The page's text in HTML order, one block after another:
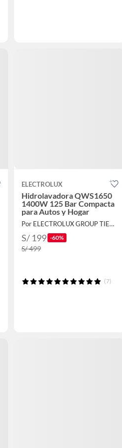
ELECTROLUX
Hidrolavadora QWS1650
1400W 125 Bar Compacta
para Autos y Hogar
Por ELECTROLUX GROUP TIENDA OFICIAL
S/ 199 -60%
S/ 499
(7)